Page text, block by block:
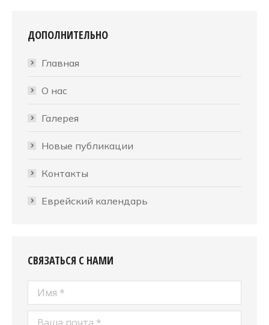
ДОПОЛНИТЕЛЬНО
Главная
О нас
Галерея
Новые публикации
Контакты
Еврейский календарь
СВЯЗАТЬСЯ С НАМИ
Имя *
Ваша почта *